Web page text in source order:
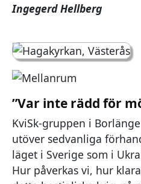
Ingegerd Hellberg
”Var inte rädd för
KviSk-gruppen i
utöver sedvanliga
läget i Sverige som i
Hur påverkas vi, hur